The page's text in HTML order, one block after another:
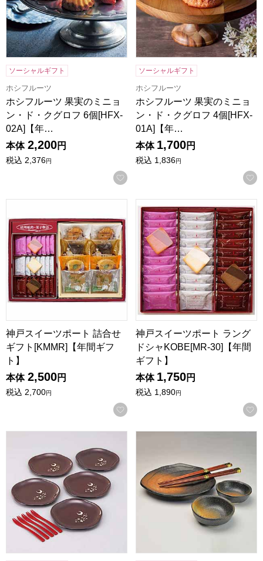
ソーシャルギフト
ホシフルーツ
ホシフルーツ 果実のミニョ
ン・ド・クグロフ 6個[HFX-
02A]【年…
本体 2,200円
税込 2,376円
お気に入りに登録する
ソーシャルギフト
ホシフルーツ
ホシフルーツ 果実のミニョ
ン・ド・クグロフ 4個[HFX-
01A]【年…
本体 1,700円
税込 1,836円
神戸スイーツポート 詰合せギフト[KMMR]【年間ギフト】
神戸スイーツポート 詰合せ
ギフト[KMMR]【年間ギフ
ト】
本体 2,500円
税込 2,700円
お気に入りに登録する
神戸スイーツポート ラング
神戸スイーツポート ラング
ドシャKOBE[MR-30]【年間
ギフト】
本体 1,750円
税込 1,890円